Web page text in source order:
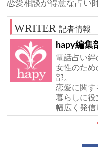
恋愛相談が得意な占い
記者情報
hapy編集
電話占い絆
女性のため
部。
恋愛に関す
暮らしに役
幅広く発信